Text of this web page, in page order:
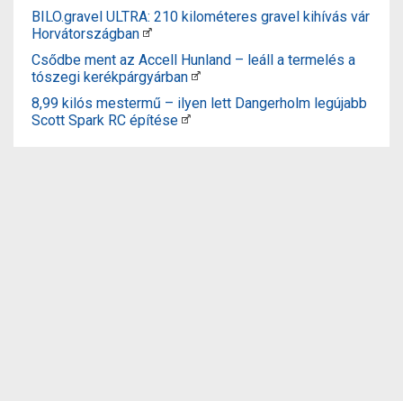
BILO.gravel ULTRA: 210 kilométeres gravel kihívás vár
Horvátországban
Csődbe ment az Accell Hunland – leáll a termelés a
tószegi kerékpárgyárban
8,99 kilós mestermű – ilyen lett Dangerholm legújabb
Scott Spark RC építése